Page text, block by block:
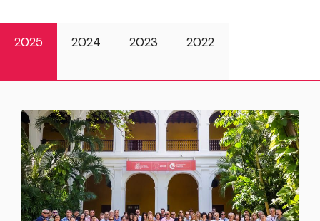
2025 2024 2023 2022